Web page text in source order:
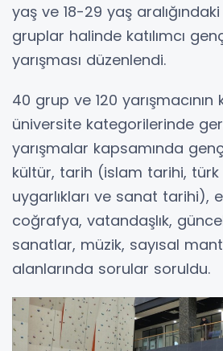
yaş ve 18-29 yaş
gruplar halinde katılımcı
yarışması düzenlendi.
40 grup ve 120 yarışmacının
üniversite kategorilerinde
yarışmalar kapsamında
kültür, tarih (islam tarihi,
uygarlıkları ve sanat tarihi),
coğrafya, vatandaşlık,
sanatlar, müzik, sayısal
alanlarında sorular soruldu.